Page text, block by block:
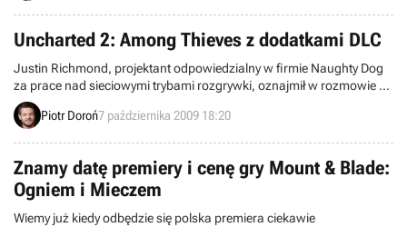
Uncharted 2: Among Thieves z dodatkami DLC
Justin Richmond, projektant odpowiedzialny w firmie Naughty Dog
za prace nad sieciowymi trybami rozgrywki, oznajmił w rozmowie z
redakcją serwisu Eurogamer, że przygodowa gra akcji Uncharted 2:
Among Thieves otrzyma wsparcie w postaci dodatków DLC.
Piotr Doroń7 października 2009 18:20
Znamy datę premiery i cenę gry Mount & Blade:
Ogniem i Mieczem
Wiemy już kiedy odbędzie się polska premiera ciekawie